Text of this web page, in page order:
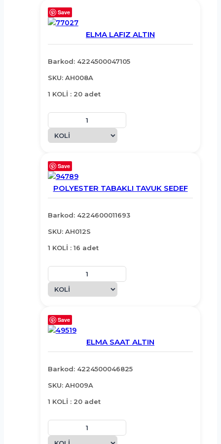
Save
ELMA LAFIZ ALTIN
Barkod: 4224500047105
SKU: AH008A
1 KOLİ : 20 adet
Save
POLYESTER TABAKLI TAVUK SEDEF
Barkod: 4224600011693
SKU: AH012S
1 KOLİ : 16 adet
Save
ELMA SAAT ALTIN
Barkod: 4224500046825
SKU: AH009A
1 KOLİ : 20 adet